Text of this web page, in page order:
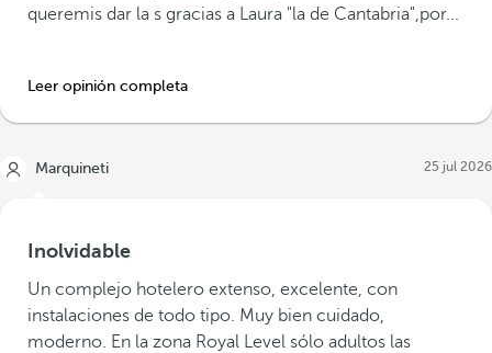
queremis dar la s gracias a Laura "la de Cantabria",por...
Leer opinión completa
Marquineti 25 jul 2026
Inolvidable
Un complejo hotelero extenso, excelente, con
instalaciones de todo tipo. Muy bien cuidado,
moderno. En la zona Royal Level sólo adultos las